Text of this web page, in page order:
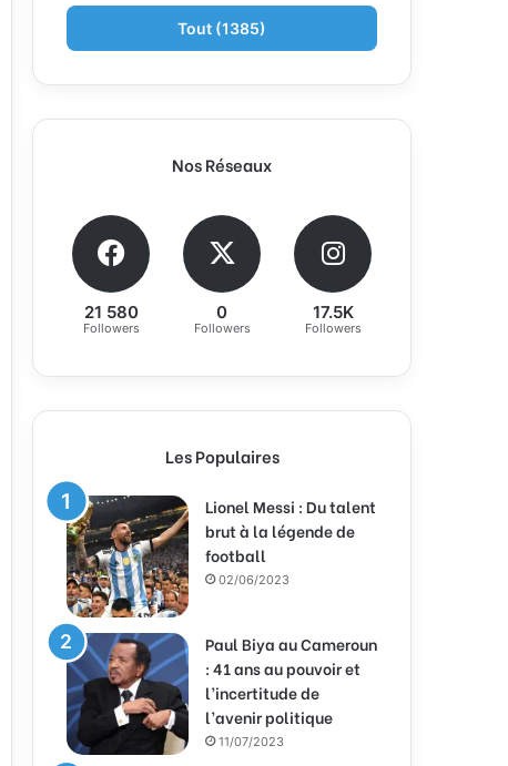
Tout (1385)
Nos Réseaux
21 580
Followers
0
Followers
17.5K
Followers
Les Populaires
Lionel Messi : Du talent
brut à la légende de
football
02/06/2023
Paul Biya au Cameroun
: 41 ans au pouvoir et
l’incertitude de
l’avenir politique
11/07/2023